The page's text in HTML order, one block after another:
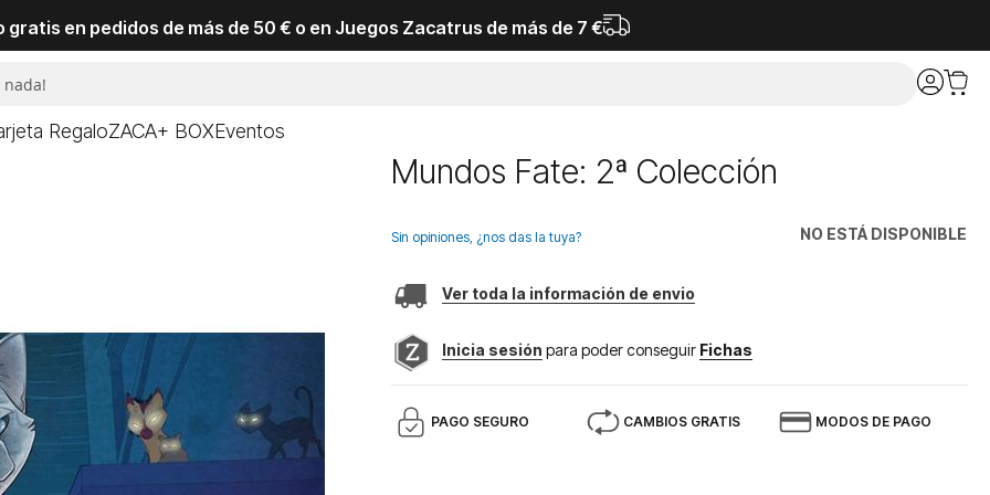
gratis en pedidos de más de 50 € o en Juegos Zacatrus de más de 7 €
RegaloZACA+ BOXEventos
Mundos Fate: 2ª Colección
NO ESTÁ DISPONIBLE
Sin opiniones, ¿nos das la tuya?
Ver toda la información de envio
Inicia sesión para poder conseguir Fichas
PAGO SEGURO CAMBIOS GRATIS MODOS DE PAGO